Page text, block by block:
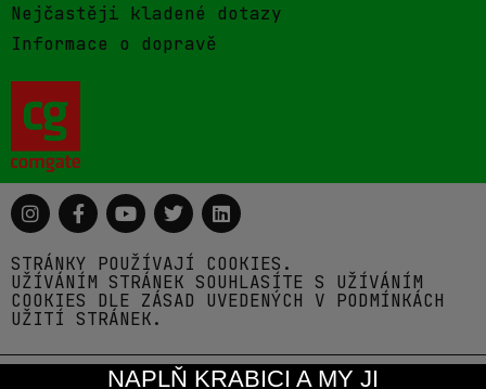
Nejčastěji kladené dotazy
Informace o dopravě
STRÁNKY POUŽÍVAJÍ COOKIES.
UŽÍVÁNÍM STRÁNEK SOUHLASÍTE S UŽÍVÁNÍM
COOKIES DLE ZÁSAD UVEDENÝCH V PODMÍNKÁCH
UŽITÍ STRÁNEK.
© 2026 Pivovar Zichovec s.r.o.
NAPLŇ KRABICI A MY JI